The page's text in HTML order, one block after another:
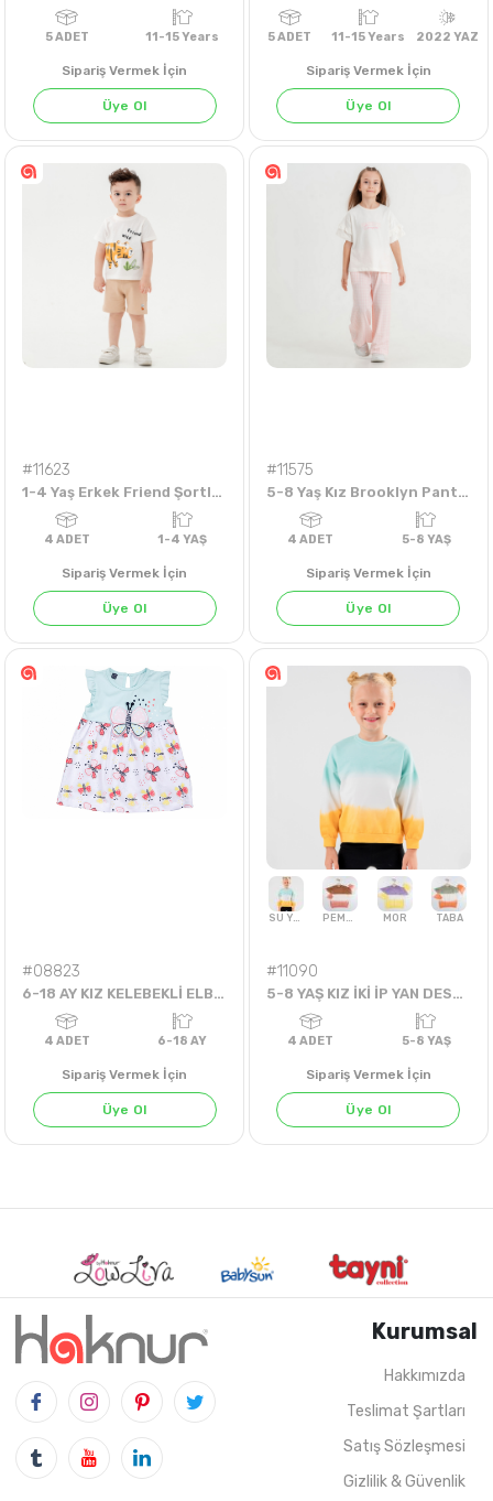
Sipariş Vermek İçin
Üye Ol
11-15 Years
Sipariş Vermek İçin
Üye Ol
#11623
1-4 Yaş Erkek Friend Şortlu Takım
Sipariş Vermek İçin
Üye Ol
#11575
5-8 Yaş Kız Brooklyn Pantolonlu Takım
4ADET 5-8
Sipariş Vermek İçin
Üye Ol
#08823
6-18 AY KIZ KELEBEKLİ ELBİSE
Sipariş Vermek İçin
Üye Ol
#11090
5-8 YAŞ KIZ İKİ İP YAN DESENLİ BATİKLİ SWEAT
Sipariş Vermek İçin
Üye Ol
Kurumsal
Hakkımızda
Teslimat Şartları
Satış Sözleşmesi
Gizlilik & Güvenlik